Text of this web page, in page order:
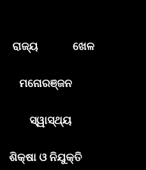
ରାଜ୍ୟ ଖେଳ
ମନୋରଞ୍ଜନ
ସ୍ୱାସ୍ଥ୍ୟ
ଶିକ୍ଷା ଓ ନିଯୁକ୍ତି